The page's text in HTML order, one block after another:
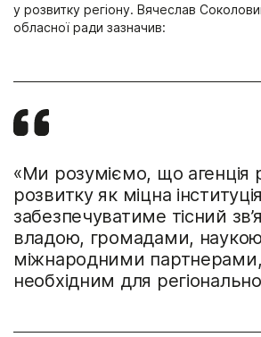
у розвитку регіону. Вячеслав
обласної ради зазначив:
«Ми розуміємо, що агенція
розвитку як міцна інституція
забезпечуватиме тісний
владою, громадами, наукою
міжнародними
необхідним для